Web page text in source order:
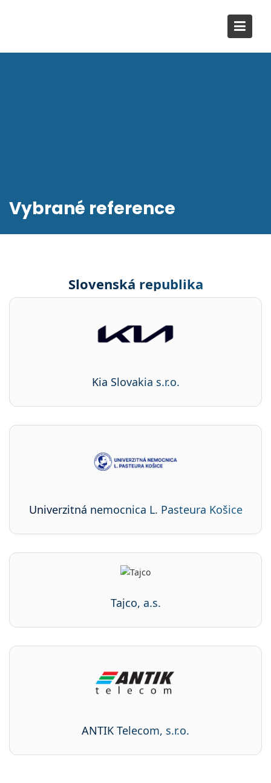
Vybrané reference
Slovenská republika
Kia Slovakia s.r.o.
Univerzitná nemocnica L. Pasteura Košice
Tajco, a.s.
ANTIK Telecom, s.r.o.